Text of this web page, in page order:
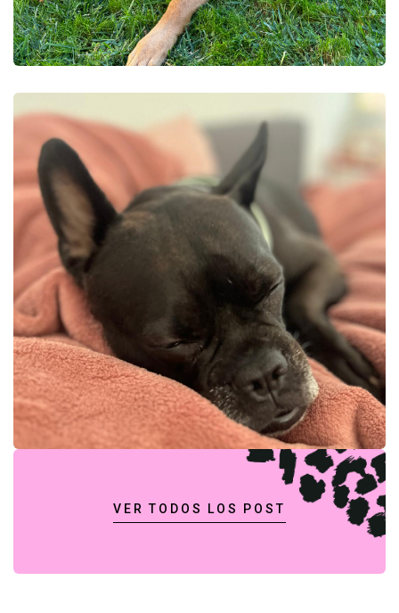
MAY 25, 2022
Dieta BARF
en perros:
Una
alimentación
natural y
saludable
READ MORE
La
VER TODOS LOS POST